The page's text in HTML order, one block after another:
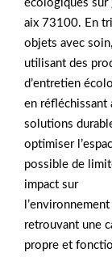
écologiques sur
aix 73100. En
objets avec
utilisant des
d’entretien
en réfléchissant
solutions
optimiser
possible de
impact sur
retrouvant une
propre et